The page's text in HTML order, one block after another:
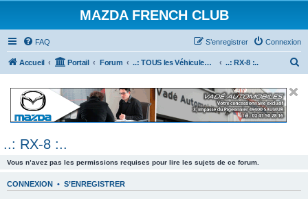
MAZDA FRENCH CLUB
FAQ Connexion
S’enregistrer
Accueil Portail Forum ..: TOUS les Véhicules MAZDA :.. ..: RX-8 :..
e
..: RX-8 :..
Vous n’avez pas les permissions requises pour lire les sujets de ce forum.
CONNEXION • S’ENREGISTRER